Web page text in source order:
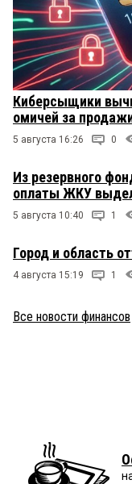
Киберсыщики
омичей за
5 августа 16:26 0
Из резервного
оплаты ЖКУ
5 августа 10:40 1
Город и область
4 августа 15:19 1
Все новости финансов